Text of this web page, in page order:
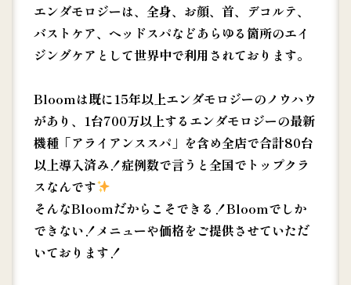
エンダモロジーは、全身、お顔、首、デコルテ、
バストケア、ヘッドスパなどあらゆる箇所のエイ
ジングケアとして世界中で利用されております。
Bloomは既に15年以上エンダモロジーのノウハウ
があり、1台700万以上するエンダモロジーの最新
機種「アライアンススパ」を含め全店で合計80台
以上導入済み！症例数で言うと全国でトップクラ
スなんです
そんなBloomだからこそできる！Bloomでしか
できない！メニューや価格をご提供させていただ
いております！